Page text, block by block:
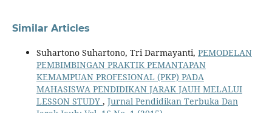
Similar Articles
Suhartono Suhartono, Tri Darmayanti, PEMODELAN
PEMBIMBINGAN PRAKTIK PEMANTAPAN
KEMAMPUAN PROFESIONAL (PKP) PADA
MAHASISWA PENDIDIKAN JARAK JAUH MELALUI
LESSON STUDY , Jurnal Pendidikan Terbuka Dan